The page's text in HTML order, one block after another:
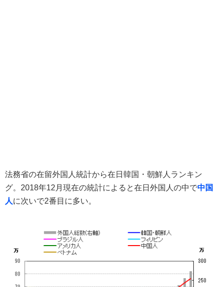
法務省の在留外国人統計から在日韓国・朝鮮人ランキン
グ。2018年12月現在の統計によると在日外国人の中で中国
人に次いで2番目に多い。